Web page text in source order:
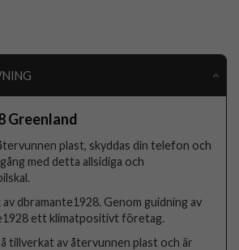
Greenland
plast, skyddas din telefon och
med detta allsidiga och
dbramante1928. Genom guidning av
ett klimatpositivt företag.
tillverkat av återvunnen plast och är